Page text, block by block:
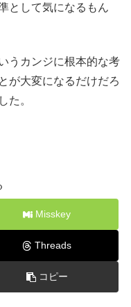
として気になるもん
うカンジに根本的な考
が大変になるだけだろ
た。
Misskey
Threads
コピー